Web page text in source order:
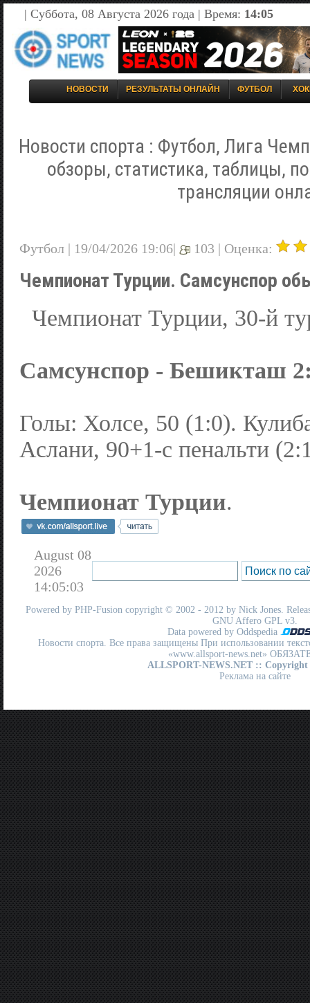
| Суббота, 08 Августа 2026 года | Время: 14:05
НОВОСТИ РЕЗУЛЬТАТЫ ОНЛАЙН ФУТБОЛ
Новости спорта : Футбол, Лига
обзоры, статистика, таблицы,
трансляции
Футбол | 19/04/2026 19:06| 103 | Оценка:
Чемпионат Турции. Самсунспор
Чемпионат Турции, 30-й
Самсунспор - Бешикташ
Голы: Холсе, 50 (1:0).
Аслани, 90+1-с пенальти
Чемпионат Турции.
August 08
2026
14:05:03
Powered by PHP-Fusion copyright © 2002 - 2012 by Nick Jones.
GNU Affero GPL v3.
Data powered by Oddspedia
Новости спорта. Все права защищены При использовании
«www.allsport-news.net»
ALLSPORT-NEWS.NET :: Copyright
Реклама на сайте